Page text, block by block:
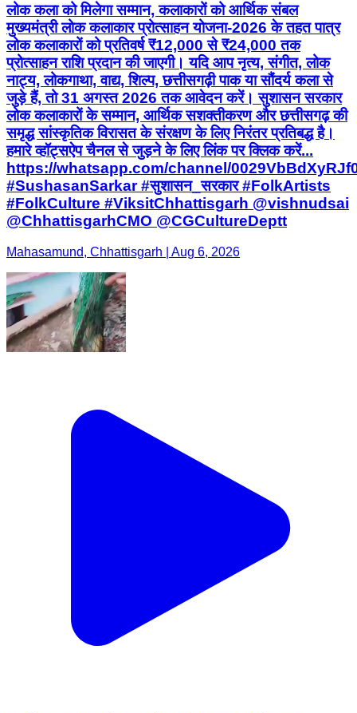
लोक कला को मिलेगा सम्मान, कलाकारों को आर्थिक संबल
मुख्यमंत्री लोक कलाकार प्रोत्साहन योजना-2026 के तहत पात्र
लोक कलाकारों को प्रतिवर्ष ₹12,000 से ₹24,000 तक
प्रोत्साहन राशि प्रदान की जाएगी। यदि आप नृत्य, संगीत, लोक
नाट्य, लोकगाथा, वाद्य, शिल्प, छत्तीसगढ़ी पाक या सौंदर्य कला से
जुड़े हैं, तो 31 अगस्त 2026 तक आवेदन करें। सुशासन सरकार
लोक कलाकारों के सम्मान, आर्थिक सशक्तीकरण और छत्तीसगढ़ की
समृद्ध सांस्कृतिक विरासत के संरक्षण के लिए निरंतर प्रतिबद्ध है।
हमारे व्हॉट्सऐप चैनल से जुड़ने के लिए लिंक पर क्लिक करें...
https://whatsapp.com/channel/
#SushasanSarkar #सुशासन_सरकार #FolkArtists
#FolkCulture #ViksitChhattisgarh @vishnudsai
@ChhattisgarhCMO @CGCultureDeptt
Mahasamund, Chhattisgarh | Aug 6, 2026